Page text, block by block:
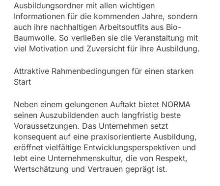
Ausbildungsordner mit allen wichtigen
Informationen für die kommenden Jahre, sondern
auch ihre nachhaltigen Arbeitsoutfits aus Bio-
Baumwolle. So verließen sie die Veranstaltung mit
viel Motivation und Zuversicht für ihre Ausbildung.
Attraktive Rahmenbedingungen für einen starken
Start
Neben einem gelungenen Auftakt bietet NORMA
seinen Auszubildenden auch langfristig beste
Voraussetzungen. Das Unternehmen setzt
konsequent auf eine praxisorientierte Ausbildung,
eröffnet vielfältige Entwicklungsperspektiven und
lebt eine Unternehmenskultur, die von Respekt,
Wertschätzung und Vertrauen geprägt ist.